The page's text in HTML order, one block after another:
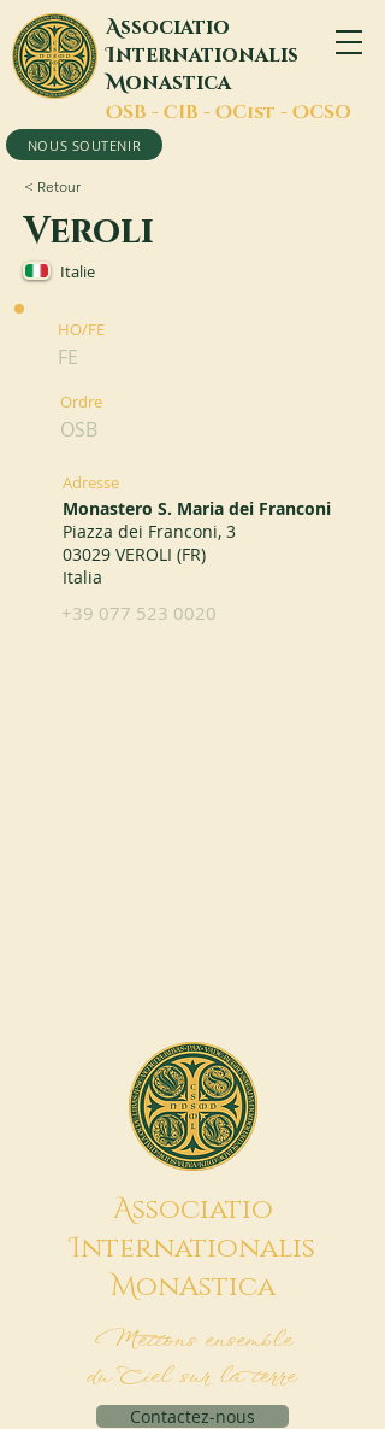
Associatio
Internationalis
Monastica
OSB - CIB - OCist - OCSO
NOUS SOUTENIR
< Retour
Veroli
Italie
HO/FE
FE
Ordre
OSB
Adresse
Monastero S. Maria dei Franconi
Piazza dei Franconi, 3
03029 VEROLI (FR)
Italia
+39 077 523 0020
Associatio
Internationalis
MonAstica
Mettons ensemble
du Ciel sur la terre
Contactez-nous